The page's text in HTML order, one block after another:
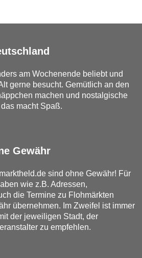
am Wochenende beliebt und
gerne besucht. Gemütlich an den
machen und nostalgische
macht Spaß.
Gewähr
sind ohne Gewähr! Für
wie z.B. Adressen,
die Termine zu Flohmärkten
übernehmen. Im Zweifel ist immer
der jeweiligen Stadt, der
zu empfehlen.